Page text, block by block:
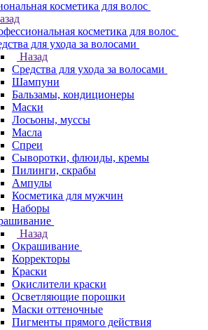
косметика для волос
косметика для волос
для ухода за волосами
Назад
Средства для ухода за волосами
Шампуни
Бальзамы, кондиционеры
Маски
Лосьоны, муссы
Масла
Спреи
Сыворотки, флюиды, кремы
Пилинги, скрабы
Ампулы
Косметика для мужчин
Наборы
Назад
Окрашивание
Корректоры
Краски
Окислители краски
Осветляющие порошки
Маски оттеночные
Пигменты прямого действия